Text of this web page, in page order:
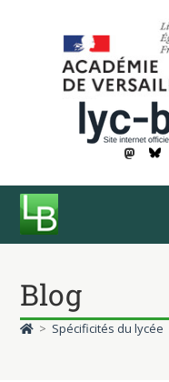
Blog
> Spécificités du lycée